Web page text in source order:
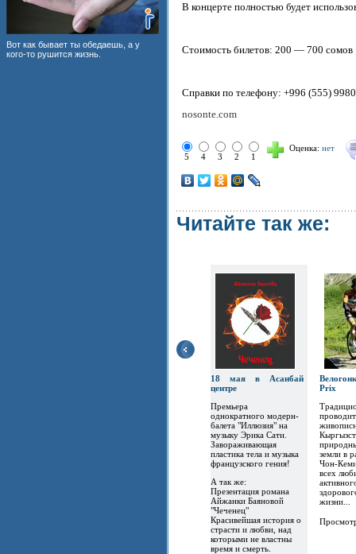
Вот как бывает ты обедаешь, а у
кого-то рушится жизнь.
В концерте полностью будет
Стоимость билетов: 200 — 700 сомов
Справки по телефону: +996 (555)
nosonte.com
5 4 3 2 1
Оценка: нет
Читайте так же:
18 мая в Асанбай
центре
Премьера
однократного модерн-
балета "Иллюзия" на
музыку Эрика Сати.
Завораживающая
пластика тела и музыка
французского гения!
А так же:
Презентация романа
Айжанки Баяновой
"Чеченец"
Красивейшая история о
страсти и любви, над
которыми не властны
время и смерть.
Prix
земли в
Чон-
всех
жизни...